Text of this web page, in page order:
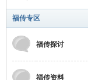
福传专区
福传探讨
福传资料